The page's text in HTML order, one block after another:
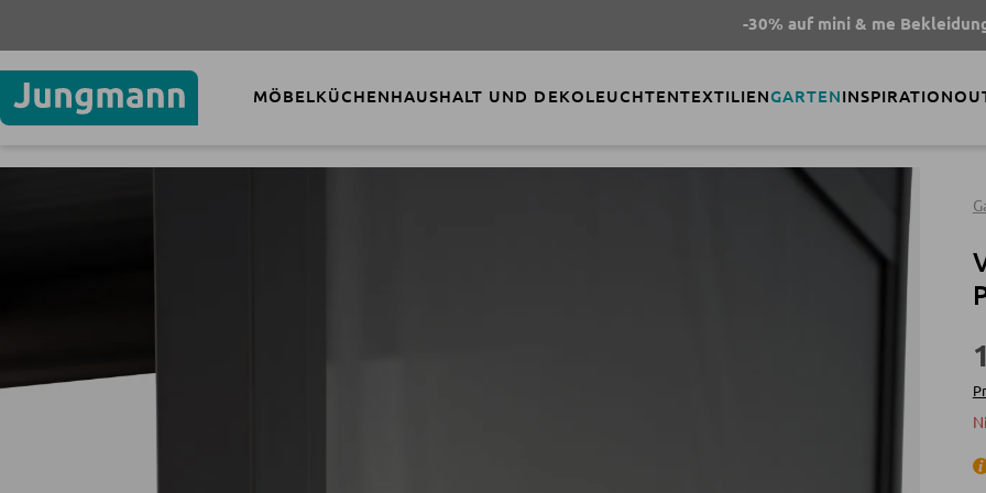
-30% auf mini & me Bekleidung- Code
MÖBELKÜCHENHAUSHALT UND DEKOLEUCHTENTEXTILIENGARTENINSPIRATION